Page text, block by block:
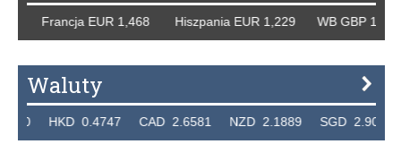
EUR 1,468 Hiszpania EUR 1,229 WB GBP 1,318
Waluty
0.4747 CAD 2.6581 NZD 2.1889 SGD 2.9048